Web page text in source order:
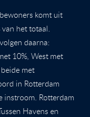
komt uit
het totaal.
daarna:
10%, West met
met
in Rotterdam
instroom. Rotterdam
Havens en